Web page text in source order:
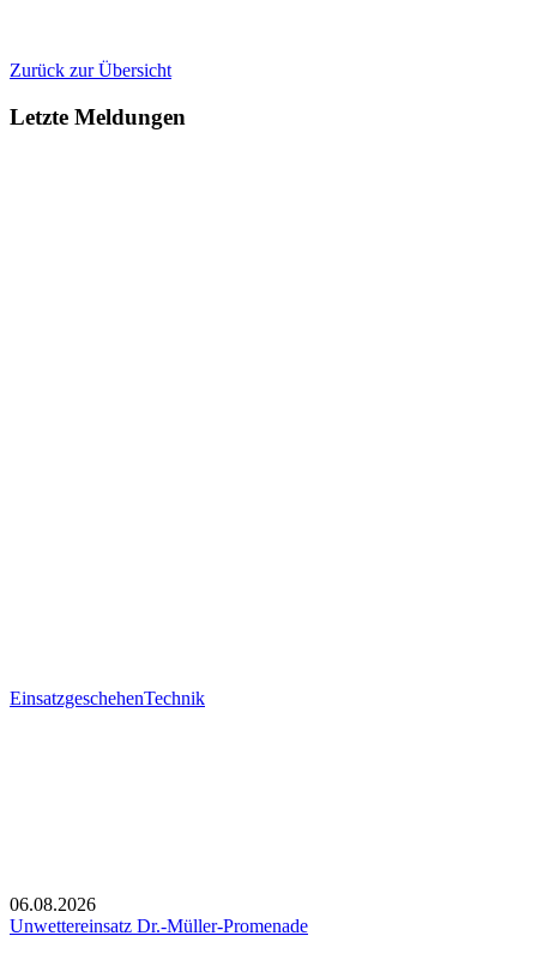
Zurück zur Übersicht
Letzte Meldungen
EinsatzgeschehenTechnik
06.08.2026
Unwettereinsatz Dr.-Müller-Promenade